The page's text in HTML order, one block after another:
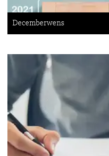
Decemberwens